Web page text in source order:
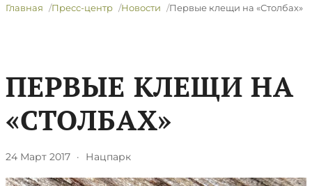
Главная Пресс-центр Новости Первые клещи на «Столбах»
ПЕРВЫЕ КЛЕЩИ НА
«СТОЛБАХ»
24 Март 2017 · Нацпарк